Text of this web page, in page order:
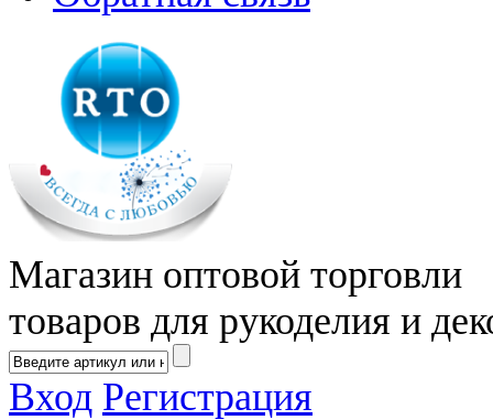
Магазин оптовой торговли
товаров для рукоделия и
Вход Регистрация